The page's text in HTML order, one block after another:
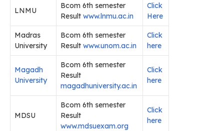
LNMU
Bcom 6th semester
Result www.lnmu.ac.in
Click
Here
Madras
University
Bcom 6th semester
Result www.unom.ac.in
Click
here
Magadh
University
Bcom 6th semester
Result
magadhuniversity.ac.in
Click
here
MDSU
Bcom 6th semester
Result
www.mdsuexam.org
Click
here